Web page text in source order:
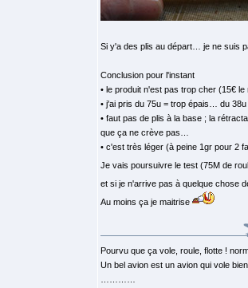
Si y'a des plis au départ… je ne suis
Conclusion pour l'instant
• le produit n'est pas trop cher (15€
• j'ai pris du 75u = trop épais… du
• faut pas de plis à la base ; la
que ça ne crève pas…
• c'est très léger (à peine 1gr pour 2
Je vais poursuivre le test (75M de
et si je n'arrive pas à quelque chose
Au moins ça je maitrise
Pourvu que ça vole, roule, flotte !
Un bel avion est un avion qui vole